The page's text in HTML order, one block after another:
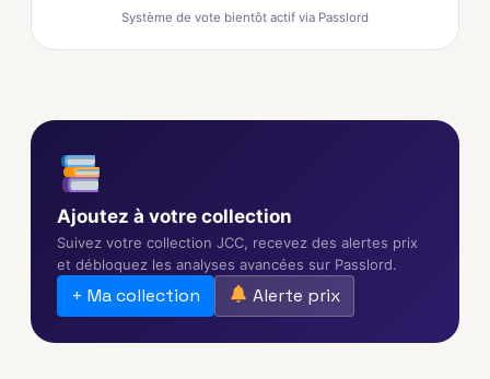
Système de vote bientôt actif via Passlord
Ajoutez à votre collection
Suivez votre collection JCC, recevez des alertes prix
et débloquez les analyses avancées sur Passlord.
+ Ma collection Alerte prix